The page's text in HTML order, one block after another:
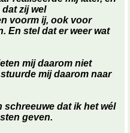
zij wel
voorm ij, ook voor
En stel dat er weer wat
mij daarom niet
mij daarom naar
schreeuwe dat ik het wél
geven.